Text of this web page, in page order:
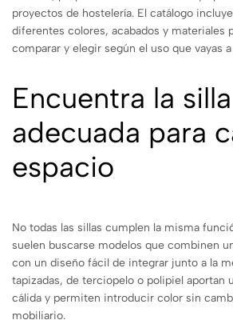
proyectos de hostelería. El catálogo
diferentes colores, acabados y materiales
comparar y elegir según el uso que vayas
Encuentra la silla
adecuada para
espacio
No todas las sillas cumplen la misma
suelen buscarse modelos que combinen
con un diseño fácil de integrar junto a la
tapizadas, de terciopelo o polipiel aportan
cálida y permiten introducir color sin
mobiliario.